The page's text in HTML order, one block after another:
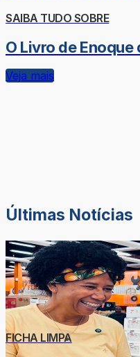
SAIBA TUDO SOBRE
O Livro de
Veja mais
Últimas Notícias
FICHA LIMPA